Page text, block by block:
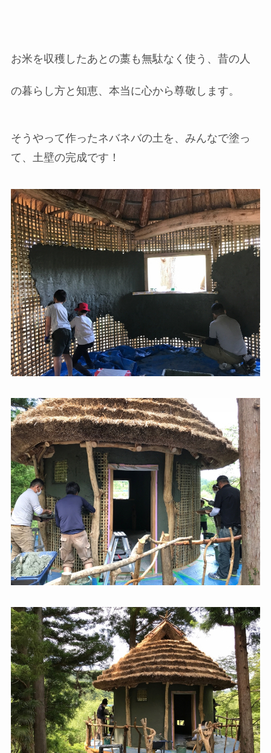
お米を収穫したあとの藁も無駄なく使う、昔の人
の暮らし方と知恵、本当に心から尊敬します。
そうやって作ったネバネバの土を、みんなで塗っ
て、土壁の完成です！